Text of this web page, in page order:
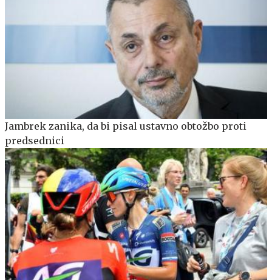
Jambrek zanika, da bi pisal ustavno obtožbo proti
predsednici